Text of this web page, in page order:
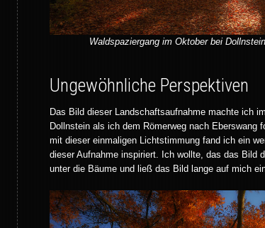
Waldspaziergang im Oktober bei
Ungewöhnliche Perspektiven
Das Bild dieser Landschaftsaufnahme machte ich
Dollnstein als ich dem Römerweg nach Eberswang
mit dieser einmaligen Lichtstimmung fand ich ein
dieser Aufnahme inspiriert. Ich wollte, das das Bild
unter die Bäume und ließ das Bild lange auf mich